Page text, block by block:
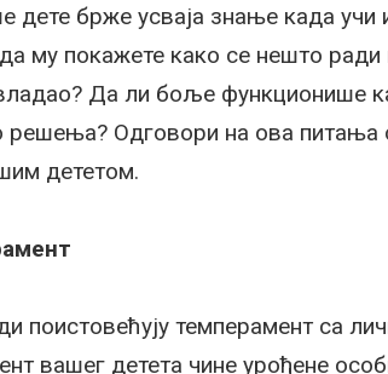
дете брже усваја знање када учи
му покажете како се нешто
Да ли боље функционише
решења? Одговори на ова питања
дететом.
поистовећују темперамент са
вашег детета чине урођене